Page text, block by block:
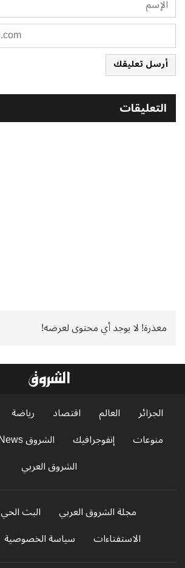
أرسل تعليقك
التعليقات
معذرة! لا يوجد أي محتوى لعرضه!
الجزائر العالم اقتصاد رياضة
منوعات
إنفوجرافيك الشروق News
الشروق العربي
مجلة الشروق العربي البث الحي
الاستفتاءات
سياسة الخصوصية